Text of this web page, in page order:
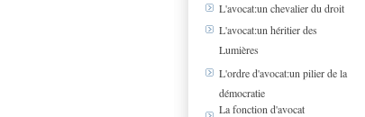
L'avocat:un chevalier du droit
L'avocat:un héritier des
Lumières
L'ordre d'avocat:un pilier de la
démocratie
La fonction d'avocat